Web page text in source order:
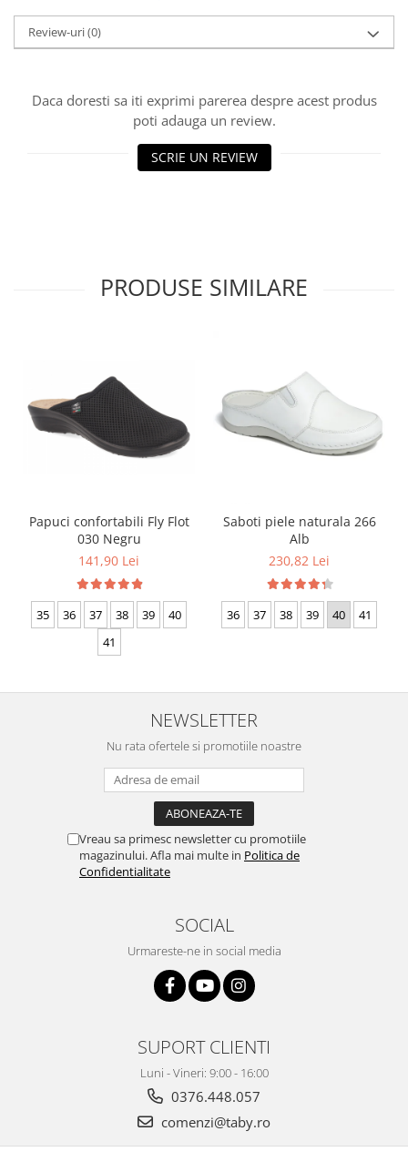
Review-uri(0)
Daca doresti sa iti exprimi parerea despre acest produs
poti adauga un review.
SCRIE UN REVIEW
PRODUSE SIMILARE
Papuci confortabili Fly Flot
030 Negru
141,90 Lei
35 36 37 38 39
40
41
Saboti piele naturala 266
Alb
230,82 Lei
36 37 38 39 40 41
NEWSLETTER
Nu rata ofertele si promotiile noastre
Vreau sa primesc newsletter cu promotiile
magazinului. Afla mai multe in Politica de
Confidentialitate
SOCIAL
Urmareste-ne in social media
SUPORT CLIENTI
Luni - Vineri: 9:00 - 16:00
0376.448.057
comenzi@taby.ro